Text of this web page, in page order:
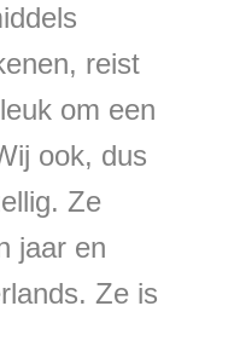
reist
om een
ook, dus
Ze
jaar en
Ze is